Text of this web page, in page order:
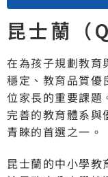
昆士蘭（
在為孩子規劃教育
穩定、教育品質優
位家長的重要課
完善的教育體系與
青睞的首選之一。
昆士蘭的中小學教